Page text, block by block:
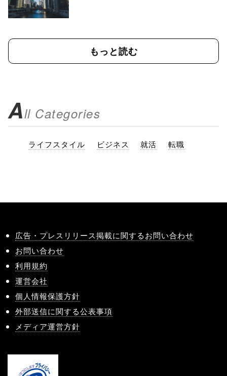
もっと読む
All Categories
ライフスタイル ビジネス 就活 転職
広告・プレスリリース掲載に関するお問い合わせ
お問い合わせ
利用規約
運営会社
個人情報保護方針
外部送信に関する公表事項
メディア運営方針